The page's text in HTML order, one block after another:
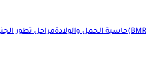
حاسبة الحمل والولادةمراحل تطور